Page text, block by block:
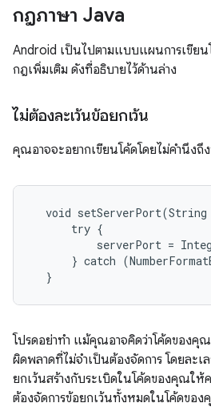
กฎภาษา Java
Android เป็นไปตามแบบแผนการเขียน
กฎเพิ่มเติม ดังที่อธิบายไว้ด้านล่าง
ไม่ต้องละเว้นข้อยกเว้น
คุณอาจจะอยากเขียนโค้ดโดยไม่คำนึงถึ
void setServerPort(String
      try {
serverPort =
} catch
  }
โปรดอย่าทำ แม้คุณอาจคิดว่าโค้ดของ
ผิดพลาดที่ไม่จำเป็นต้องจัดการ โดยละ
ยกเว้นสร้างกับระเบิดในโค้ดของคุณใ
ต้องจัดการข้อยกเว้นทั้งหมดในโค้ดของ